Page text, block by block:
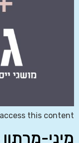
this content
מיני-